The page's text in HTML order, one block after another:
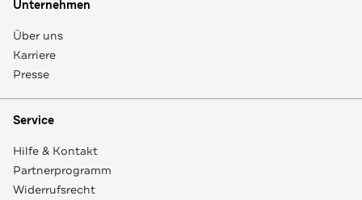
Unternehmen
Über uns
Karriere
Presse
Service
Hilfe & Kontakt
Partnerprogramm
Widerrufsrecht